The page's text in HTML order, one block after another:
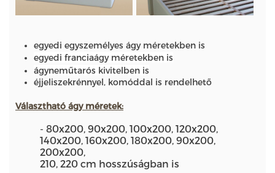
egyedi egyszemélyes ágy méretekben is
egyedi franciaágy méretekben is
ágyneműtarós kivitelben is
éjjeliszekrénnyel, komóddal is rendelhető
Választható ágy méretek:
- 80x200, 90x200, 100x200, 120x200,
140x200, 160x200, 180x200, 90x200,
200x200,
210, 220 cm hosszúságban is